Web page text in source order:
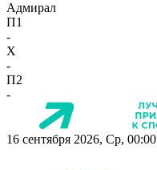
Адмирал
П1
-
X
-
П2
-
16 сентября 2026, Ср, 00:00